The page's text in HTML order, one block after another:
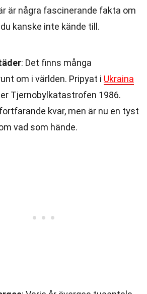
är några fascinerande fakta om
kanske inte kände till.
: Det finns många
om i världen. Pripyat i Ukraina
Tjernobylkatastrofen 1986.
kvar, men är nu en tyst
vad som hände.